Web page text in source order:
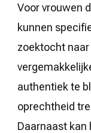
Voor vrouwen
kunnen
zoektocht
authentiek te
oprechtheid
Daarnaast kan